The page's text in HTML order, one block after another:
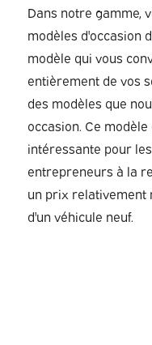
Dans notre gamme,
modèles d'occasion
modèle qui vous
entièrement de vos
des modèles que
occasion. Ce
intéressante pour
entrepreneurs à la
un prix relativement
d'un véhicule neuf.